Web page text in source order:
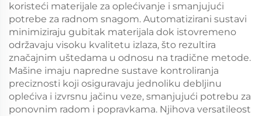
koristeći materijale za oplećivanje i smanjujući
potrebe za radnom snagom. Automatizirani sustavi
minimiziraju gubitak materijala dok istovremeno
održavaju visoku kvalitetu izlaza, što rezultira
značajnim uštedama u odnosu na tradične metode.
Mašine imaju napredne sustave kontroliranja
preciznosti koji osiguravaju jednoliku debljinu
oplećiva i izvrsnu jačinu veze, smanjujući potrebu za
ponovnim radom i popravkama. Njihova versatileost